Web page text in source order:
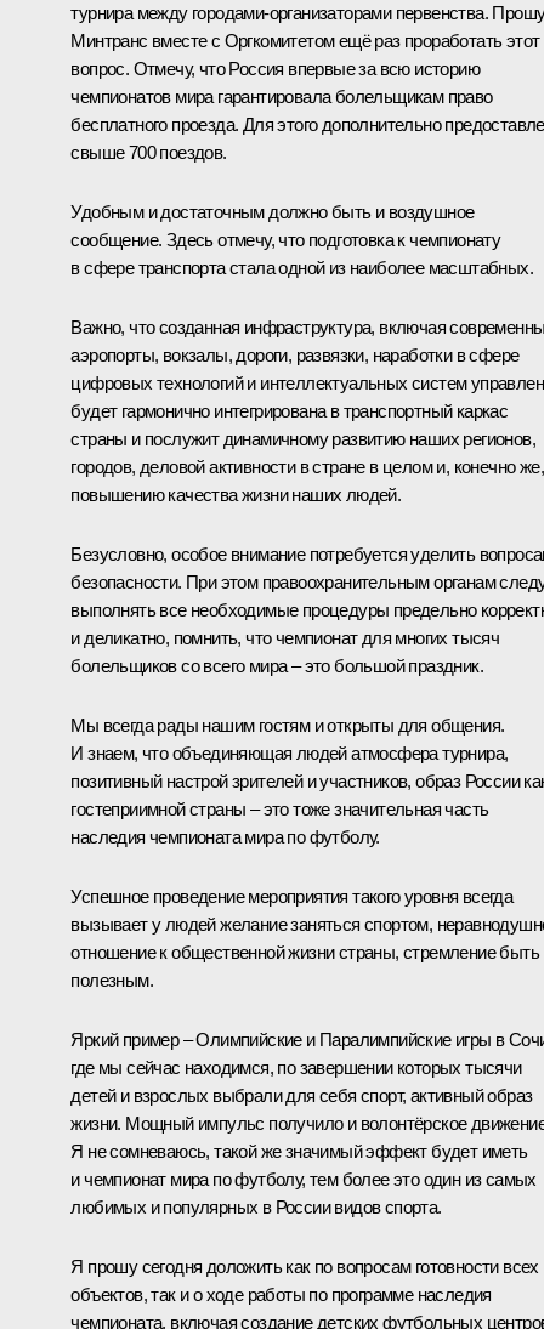
турнира между городами-организаторами первенства.
Минтранс вместе с Оргкомитетом ещё раз проработать этот
вопрос. Отмечу, что Россия впервые за всю историю
чемпионатов мира гарантировала болельщикам право
бесплатного проезда. Для этого дополнительно
свыше 700 поездов.
Удобным и достаточным должно быть и воздушное
сообщение. Здесь отмечу, что подготовка к чемпионату
в сфере транспорта стала одной из наиболее масштабных.
Важно, что созданная инфраструктура, включая
аэропорты, вокзалы, дороги, развязки, наработки в сфере
цифровых технологий и интеллектуальных систем
будет гармонично интегрирована в транспортный каркас
страны и послужит динамичному развитию наших регионов,
городов, деловой активности в стране в целом и, конечно же,
повышению качества жизни наших людей.
Безусловно, особое внимание потребуется уделить
безопасности. При этом правоохранительным органам
выполнять все необходимые процедуры предельно
и деликатно, помнить, что чемпионат для многих тысяч
болельщиков со всего мира – это большой праздник.
Мы всегда рады нашим гостям и открыты для общения.
И знаем, что объединяющая людей атмосфера турнира,
позитивный настрой зрителей и участников, образ России
гостеприимной страны – это тоже значительная часть
наследия чемпионата мира по футболу.
Успешное проведение мероприятия такого уровня всегда
вызывает у людей желание заняться спортом,
отношение к общественной жизни страны, стремление быть
полезным.
Яркий пример – Олимпийские и Паралимпийские игры в
где мы сейчас находимся, по завершении которых тысячи
детей и взрослых выбрали для себя спорт, активный образ
жизни. Мощный импульс получило и волонтёрское
Я не сомневаюсь, такой же значимый эффект будет иметь
и чемпионат мира по футболу, тем более это один из самых
любимых и популярных в России видов спорта.
Я прошу сегодня доложить как по вопросам готовности всех
объектов, так и о ходе работы по программе наследия
чемпионата, включая создание детских футбольных